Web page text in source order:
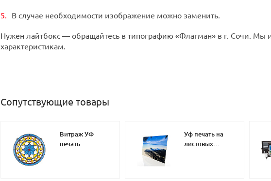
В случае необходимости изображение можно заменить.
Нужен лайтбокс — обращайтесь в типографию «Флагман» в г. Сочи. Мы
характеристикам.
Сопутствующие товары
Витраж УФ
печать
Уф печать на
листовых